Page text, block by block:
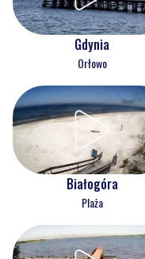
Gdynia
Orłowo
Białogóra
Plaża